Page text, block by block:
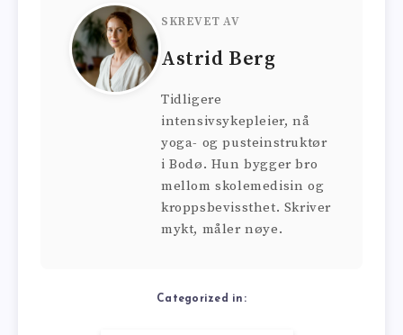
SKREVET AV
Astrid Berg
Tidligere
intensivsykepleier, nå
yoga- og pusteinstruktør
i Bodø. Hun bygger bro
mellom skolemedisin og
kroppsbevissthet. Skriver
mykt, måler nøye.
Categorized in: